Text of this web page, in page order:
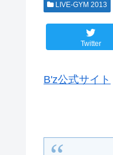
LIVE-GYM 2013
Twitter
B'z公式サイト